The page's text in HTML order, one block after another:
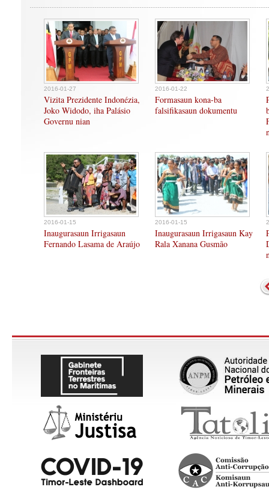
2016-01-27
Vizita Prezidente Indonézia,
Joko Widodo, iha Palásio
Governu nian
2016-01-22
Formasaun kona-ba
falsifikasaun dokumentu
2016-01-15
Inaugurasaun Irrigasaun
Fernando Lasama de Araújo
2016-01-15
Inaugurasaun Irrigasaun Kay
Rala Xanana Gusmão